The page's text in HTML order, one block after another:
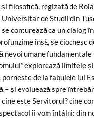
filosofică, regizată de
de Studii din
conturează ca un dialog
însă, se ciocnesc
nevoi umane
explorează limitele
de la fabulele lui
– și evoluează spre
este Servitorul? cine
îi vom întâlni: din